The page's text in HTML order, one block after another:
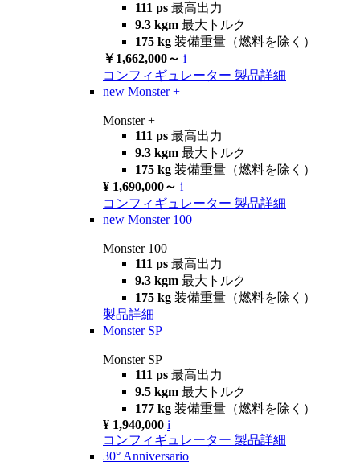
111 ps 最高出力
9.3 kgm 最大トルク
175 kg 装備重量（燃料を除く）
￥1,662,000～ i
コンフィギュレーター 製品詳細
new Monster +
Monster +
111 ps 最高出力
9.3 kgm 最大トルク
175 kg 装備重量（燃料を除く）
¥ 1,690,000～ i
コンフィギュレーター 製品詳細
new Monster 100
Monster 100
111 ps 最高出力
9.3 kgm 最大トルク
175 kg 装備重量（燃料を除く）
製品詳細
Monster SP
Monster SP
111 ps 最高出力
9.5 kgm 最大トルク
177 kg 装備重量（燃料を除く）
¥ 1,940,000 i
コンフィギュレーター 製品詳細
30° Anniversario